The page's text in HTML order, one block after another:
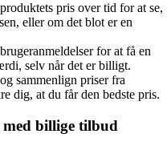
pris over tid for at se,
eller om det blot er en
for at få en
selv når det er billigt.
sammenlign priser fra
dig, at du får den bedste pris.
billige tilbud